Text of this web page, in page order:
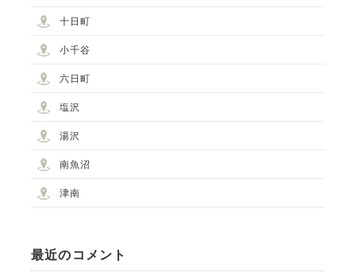
十日町
小千谷
六日町
塩沢
湯沢
南魚沼
津南
最近のコメント